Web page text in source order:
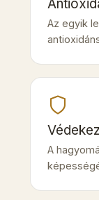
Az egyik
A